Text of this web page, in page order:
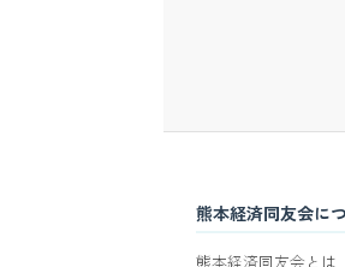
熊本経済同友会に
熊本経済同友会とは